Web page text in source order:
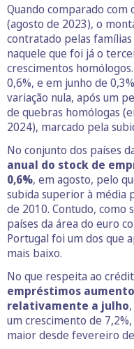
Quando comparado com
(agosto de 2023), o
contratado pelas
naquele que foi já o
crescimentos
0,6%, e em junho de
variação nula, após um
de quebras homólogas
2024), marcado pela
No conjunto dos países
anual do stock de
0,6%, em agosto, pelo
subida superior à média
de 2010. Contudo, como
países da área do euro
Portugal foi um dos que
mais baixo.
No que respeita ao
empréstimos
relativamente a julho
um crescimento de
maior desde fevereiro